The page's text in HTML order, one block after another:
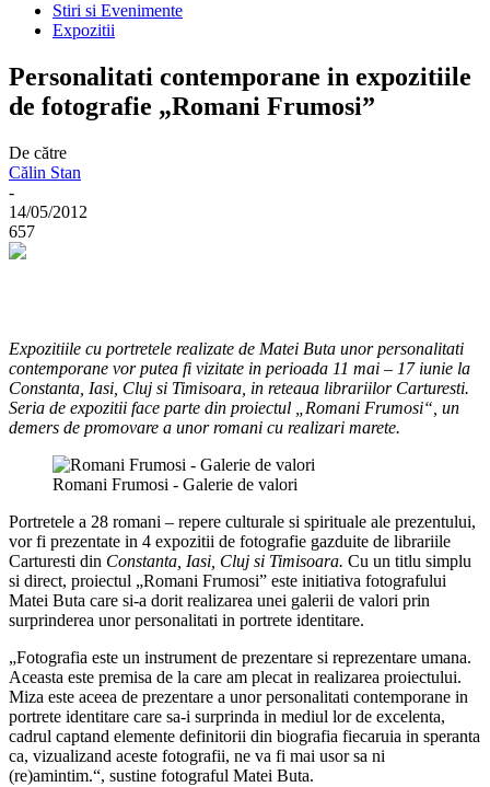
Stiri si Evenimente
Expozitii
Personalitati contemporane in expozitiile
de fotografie „Romani Frumosi”
De către
Călin Stan
-
14/05/2012
657
Expozitiile cu portretele realizate de Matei Buta unor personalitati
contemporane vor putea fi vizitate in perioada 11 mai – 17 iunie la
Constanta, Iasi, Cluj si Timisoara, in reteaua librariilor Carturesti.
Seria de expozitii face parte din proiectul „Romani Frumosi“, un
demers de promovare a unor romani cu realizari marete.
Romani Frumosi - Galerie de valori
Portretele a 28 romani – repere culturale si spirituale ale prezentului,
vor fi prezentate in 4 expozitii de fotografie gazduite de librariile
Carturesti din Constanta, Iasi, Cluj si Timisoara. Cu un titlu simplu
si direct, proiectul „Romani Frumosi” este initiativa fotografului
Matei Buta care si-a dorit realizarea unei galerii de valori prin
surprinderea unor personalitati in portrete identitare.
„Fotografia este un instrument de prezentare si reprezentare umana.
Aceasta este premisa de la care am plecat in realizarea proiectului.
Miza este aceea de prezentare a unor personalitati contemporane in
portrete identitare care sa-i surprinda in mediul lor de excelenta,
cadrul captand elemente definitorii din biografia fiecaruia in speranta
ca, vizualizand aceste fotografii, ne va fi mai usor sa ni
(re)amintim.“, sustine fotograful Matei Buta.